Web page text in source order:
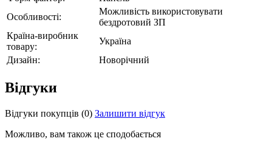
Особливості:
Можливість використовувати
бездротовий ЗП
Країна-виробник
товару:
Україна
Дизайн:
Новорічний
Відгуки
Відгуки покупців (0) Залишити відгук
Можливо, вам також це сподобається